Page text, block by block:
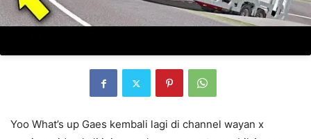
Yoo What’s up Gaes kembali lagi di channel wayan x